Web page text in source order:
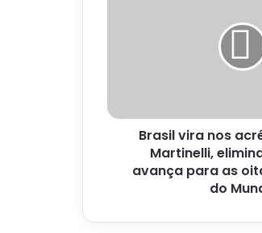
Japão
Brasil vira nos
Martinelli,
avança para as
do